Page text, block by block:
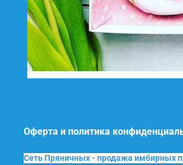
Оферта и политика
Сеть Пряничных - продажа имбирных